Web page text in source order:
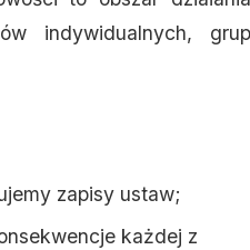
indywidualnych, grup
zapisy ustaw;
każdej z